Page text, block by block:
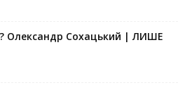
Олександр Сохацький | ЛИШЕ